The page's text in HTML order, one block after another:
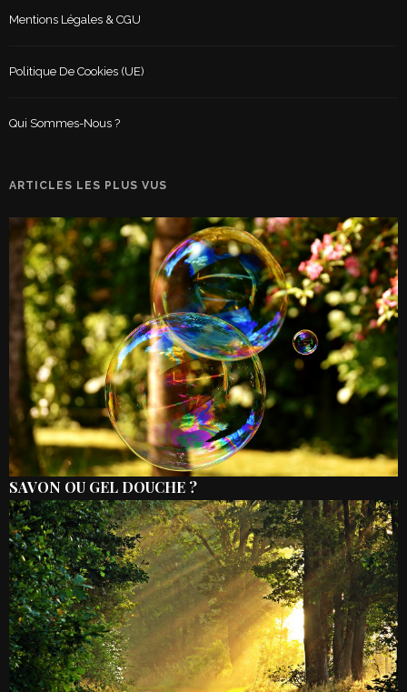
Mentions Légales & CGU
Politique De Cookies (UE)
Qui Sommes-Nous ?
ARTICLES LES PLUS VUS
SAVON OU GEL DOUCHE ?